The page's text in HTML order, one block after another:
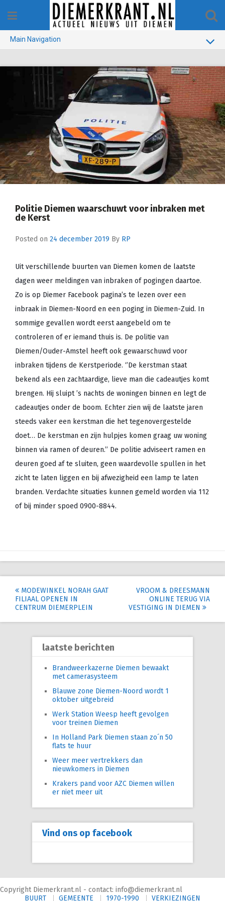
content
Main Navigation
GEMEENTE
1970-1990
Politie Diemen waarschuwt voor inbraken met
de Kerst
Posted on 24 december 2019 By RP
Uit verschillende buurten van Diemen komen de laatste
dagen weer meldingen van inbraken of pogingen daartoe.
Zo is op Diemer Facebook pagina’s te lezen over een
inbraak in Diemen-Noord en een poging in Diemen-Zuid. In
sommige gevallen wordt eerst aangebeld om te
controleren of er iemand thuis is. De politie van
Diemen/Ouder-Amstel heeft ook gewaarschuwd voor
inbraken tijdens de Kerstperiode. ‘’De kerstman staat
bekend als een zachtaardige, lieve man die cadeautjes komt
brengen. Hij sluipt ’s nachts de woningen binnen en legt de
cadeautjes onder de boom. Echter zien wij de laatste jaren
steeds vaker een kerstman die het tegenovergestelde
doet… De kerstman en zijn hulpjes komen graag uw woning
binnen via ramen of deuren.’’ De politie adviseert ramen en
deuren goed af te sluiten, geen waardevolle spullen in het
zicht te laten liggen en bij afwezigheid een lamp te laten
branden. Verdachte situaties kunnen gemeld worden via 112
of bij minder spoed 0900-8844.
Post
navigation
MODEWINKEL NORAH GAAT
FILIAAL OPENEN IN
CENTRUM DIEMERPLEIN
VROOM & DREESMANN
ONLINE TERUG VIA
VESTIGING IN DIEMEN
laatste berichten
Brandweerkazerne Diemen bewaakt
met camerasysteem
Blauwe zone Diemen-Noord wordt 1
oktober uitgebreid
Werk Station Weesp heeft gevolgen
voor treinen Diemen
In Holland Park Diemen staan zo´n 50
flats te huur
Weer meer vertrekkers dan
nieuwkomers in Diemen
Krakers pand voor AZC Diemen willen
er niet meer uit
Vind ons op facebook
Copyright Diemerkrant.nl - contact: info@diemerkrant.nl
BUURT
GEMEENTE 1970-1990 VERKIEZINGEN